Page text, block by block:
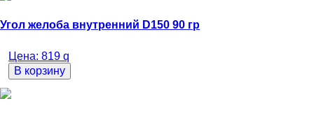
Угол желоба внутренний D150 90 гр
Цена: 819 q
В корзину